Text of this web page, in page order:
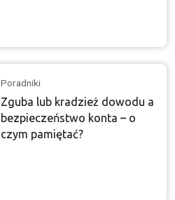
Poradniki
Zguba lub kradzież dowodu a
bezpieczeństwo konta – o
czym pamiętać?